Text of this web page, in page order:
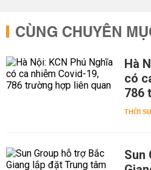
CÙNG CHUYÊN
Hà
có
786
THỜI
Sun